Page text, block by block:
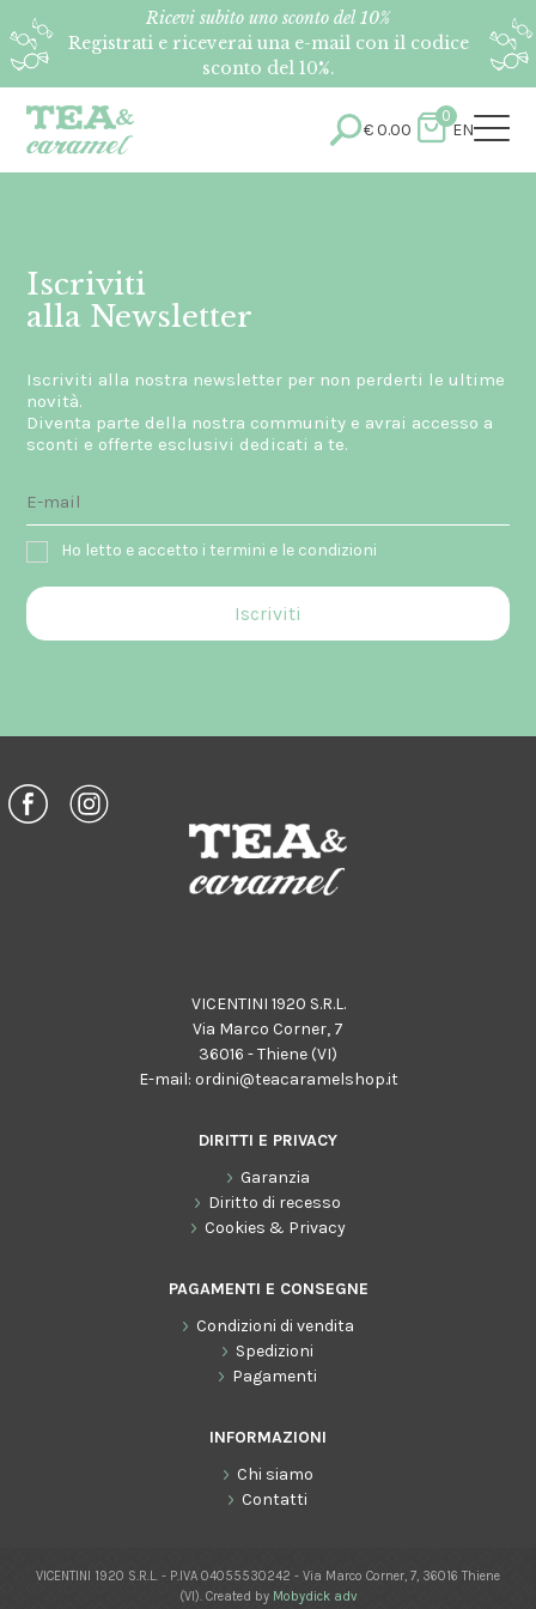
Ricevi subito uno sconto del 10%
Registrati e riceverai una e-mail con il codice
sconto del 10%.
€0.00
0
EN
Iscriviti
alla Newsletter
Iscriviti alla nostra newsletter per non perderti le ultime
novità.
Diventa parte della nostra community e avrai accesso a
sconti e offerte esclusivi dedicati a te.
Ho letto e accetto i termini e le condizioni
VICENTINI 1920 S.R.L.
Via Marco Corner, 7
36016 - Thiene (VI)
E-mail: ordini@teacaramelshop.it
DIRITTI E PRIVACY
Garanzia
Diritto di recesso
Cookies & Privacy
PAGAMENTI E CONSEGNE
Condizioni di vendita
Spedizioni
Pagamenti
INFORMAZIONI
Chi siamo
Contatti
VICENTINI 1920 S.R.L. - P.IVA 04055530242 - Via Marco Corner, 7, 36016 Thiene
(VI). Created by Mobydick adv